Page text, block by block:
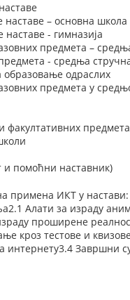
наставе – основна школа
- гимназија
предмета –
- средња
образовање одраслих
предмета у
факултативних предмета
и помоћни наставник)
примена ИКТ у настави:
Алати за израду
проширене
кроз тестове и
интернету3.4 Завршни